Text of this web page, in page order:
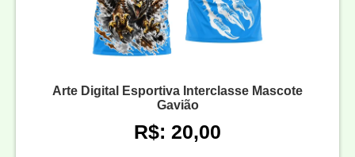
Arte Digital Esportiva Interclasse Mascote
Gavião
R$: 20,00